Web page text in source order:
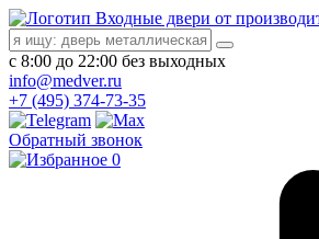
Входные двери от
с 8:00 до 22:00 без выходных
info@medver.ru
+7 (495) 374-73-35
Обратный звонок
0